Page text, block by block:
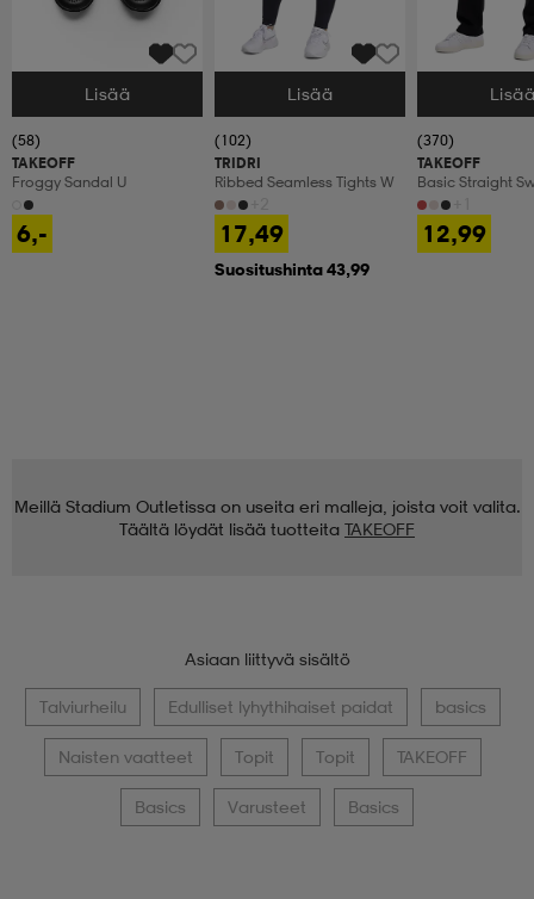
Valitse Koko
Lisää
(58)
TAKEOFF
Froggy Sandal U
6,-
Valitse Koko
Lisää
(102)
TRIDRI
Ribbed Seamless Tights W
17,49
Suositushinta 43,99
Valitse Koko
(370)
TAKEOFF
Basic Straight
12,99
Meillä Stadium Outletissa on useita eri malleja, joista voit valita.
Täältä löydät lisää tuotteita TAKEOFF
Asiaan liittyvä sisältö
Talviurheilu Edulliset lyhythihaiset paidat basics
Naisten vaatteet Topit Topit TAKEOFF
Basics Varusteet Basics